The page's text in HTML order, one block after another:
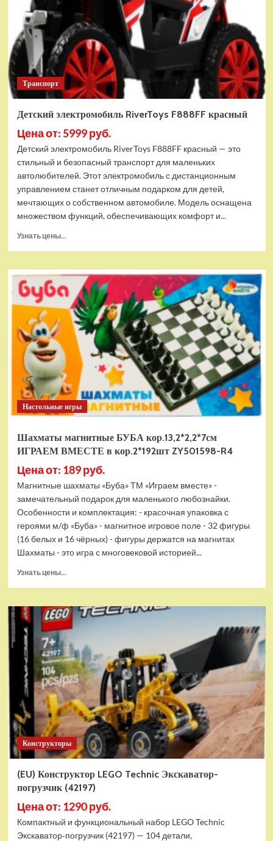
Транспорт
Детский электромобиль RiverToys F888FF красный
Цена от: 5999 руб.
Детский электромобиль RiverToys F888FF красный — это
стильный и безопасный транспорт для маленьких
автолюбителей. Этот электромобиль с дистанционным
управлением станет отличным подарком для детей,
мечтающих о собственном автомобиле. Модель оснащена
множеством функций, обеспечивающих комфорт и...
Узнать цены...
Детский
электромобиль
RiverToys
F888FF
красный
Настольные игры
Шахматы магнитные БУБА кор.13,2*2,2*7см
ИГРАЕМ ВМЕСТЕ в кор.2*192шт ZY501598-R4
Цена от: 189 руб.
Магнитные шахматы «Буба» ТМ «Играем вместе» -
замечательный подарок для маленького любознайки.
Особенности и комплектация: - красочная упаковка с
героями м/ф «Буба» - магнитное игровое поле - 32 фигуры
(16 белых и 16 чёрных) - фигуры держатся на магнитах
Шахматы - это игра с многовековой историей...
Узнать цены...
Шахматы
магнитные
БУБА
ИГРАЕМ
ВМЕСТЕ
в
кор.2*192шт
ZY501598-
R4
Конструкторы
(EU) Конструктор LEGO Technic Экскаватор-
погрузчик (42197)
Цена от: 1290 руб.
Компактный и функциональный набор LEGO Technic
Экскаватор‑погрузчик (42197) — 104 детали,